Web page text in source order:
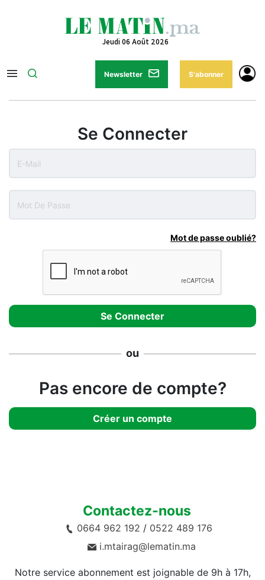
Jeudi 06 Août 2026
Newsletter S'abonner
Se Connecter
Mot de passe oublié?
ou
Pas encore de compte?
Créer un compte
Contactez-nous
0664 962 192 / 0522 489 176
i.mtairag@lematin.ma
Notre service abonnement est joignable de 9h à 17h,